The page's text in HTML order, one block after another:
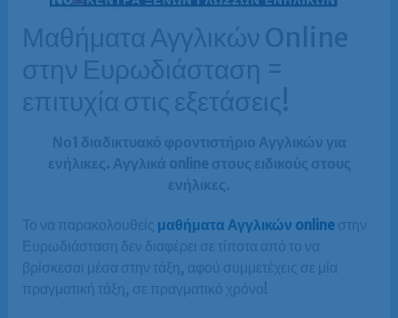
Μαθήματα Αγγλικών Online
στην Ευρωδιάσταση =
επιτυχία στις εξετάσεις!
Νο1 διαδικτυακό φροντιστήριο Αγγλικών για
ενήλικες. Αγγλικά online στους ειδικούς στους
ενήλικες .
Το να παρακολουθείς μαθήματα Αγγλικών onlineστην
Ευρωδιάσταση δεν διαφέρει σε τίποτα από το να
βρίσκεσαι μέσα στην τάξη, αφού συμμετέχεις σε μία
πραγματική τάξη, σε πραγματικό χρόνο!